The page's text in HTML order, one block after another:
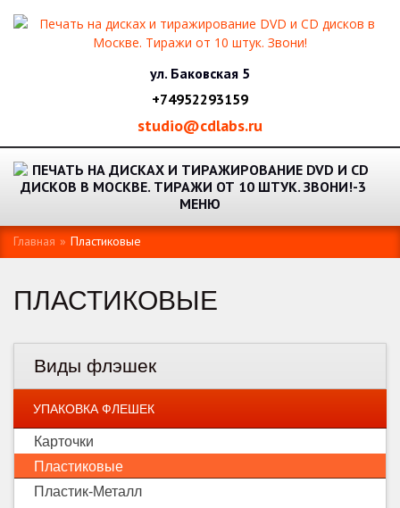
ул. Баковская 5
+74952293159
studio@cdlabs.ru
МЕНЮ
Главная » Пластиковые
ПЛАСТИКОВЫЕ
Виды флэшек
УПАКОВКА ФЛЕШЕК
Карточки
Пластиковые
Пластик-Металл